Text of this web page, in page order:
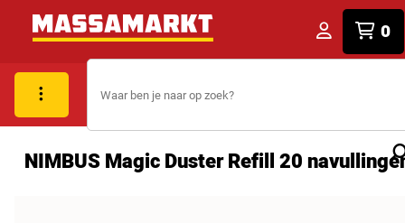
0
NIMBUS Magic Duster Refill 20